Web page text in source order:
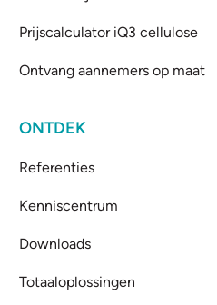
Prijscalculator iQ3 cellulose
Ontvang aannemers op maat
ONTDEK
Referenties
Kenniscentrum
Downloads
Totaaloplossingen